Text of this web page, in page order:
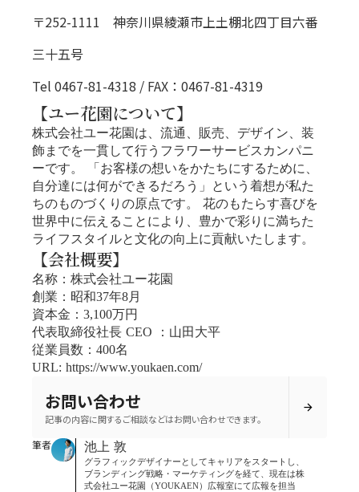
〒252-1111 神奈川県綾瀬市上土棚北四丁目六番
三十五号
Tel 0467-81-4318 / FAX：0467-81-4319
【ユー花園について】
株式会社ユー花園は、流通、販売、デザイン、装
飾までを一貫して行うフラワーサービスカンパニ
ーです。 「お客様の想いをかたちにするために、
自分達には何ができるだろう」という着想が私た
ちのものづくりの原点です。 花のもたらす喜びを
世界中に伝えることにより、豊かで彩りに満ちた
ライフスタイルと文化の向上に貢献いたします。
【会社概要】
名称：株式会社ユー花園
創業：昭和37年8月
資本金：3,100万円
代表取締役社長 CEO ：山田大平
従業員数：400名
URL: https://www.youkaen.com/
お問い合わせ
記事の内容に関するご相談などはお問い合わせできます。
arrow_forward
筆者 池上 敦
グラフィックデザイナーとしてキャリアをスタートし、
ブランディング戦略・マーケティングを経て、現在は株
式会社ユー花園（YOUKAEN）広報室にて広報を担当